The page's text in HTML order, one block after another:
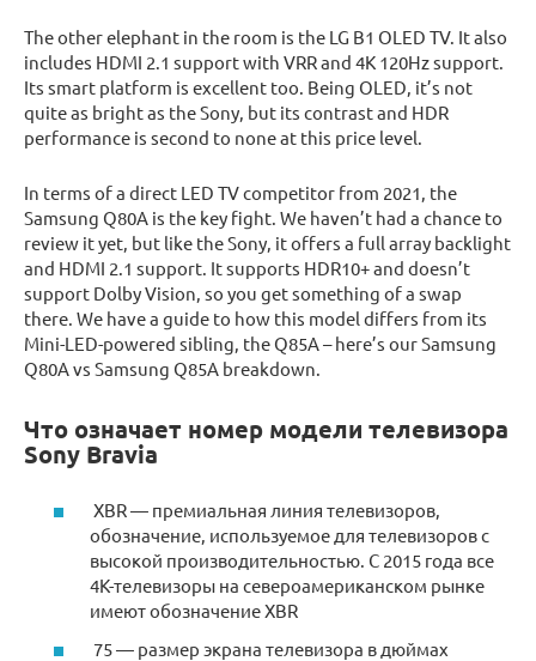
The other elephant in the room is the LG B1 OLED TV. It also
includes HDMI 2.1 support with VRR and 4K 120Hz support.
Its smart platform is excellent too. Being OLED, it’s not
quite as bright as the Sony, but its contrast and HDR
performance is second to none at this price level.
In terms of a direct LED TV competitor from 2021, the
Samsung Q80A is the key fight. We haven’t had a chance to
review it yet, but like the Sony, it offers a full array backlight
and HDMI 2.1 support. It supports HDR10+ and doesn’t
support Dolby Vision, so you get something of a swap
there. We have a guide to how this model differs from its
Mini-LED-powered sibling, the Q85A – here’s our Samsung
Q80A vs Samsung Q85A breakdown.
Что означает номер модели телевизора
Sony Bravia
XBR — премиальная линия телевизоров,
обозначение, используемое для телевизоров с
высокой производительностью. С 2015 года все
4K-телевизоры на североамериканском рынке
имеют обозначение XBR
75 — размер экрана телевизора в дюймах